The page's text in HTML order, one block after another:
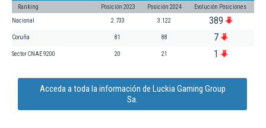
Ranking Posición 2023 Posición 2024 Evolución Posiciones
Nacional 2.733 3.122 389
Coruña 81 88 7
Sector CNAE 9200 20 21 1
Acceda a toda la información de Luckia Gaming Group
Sa.